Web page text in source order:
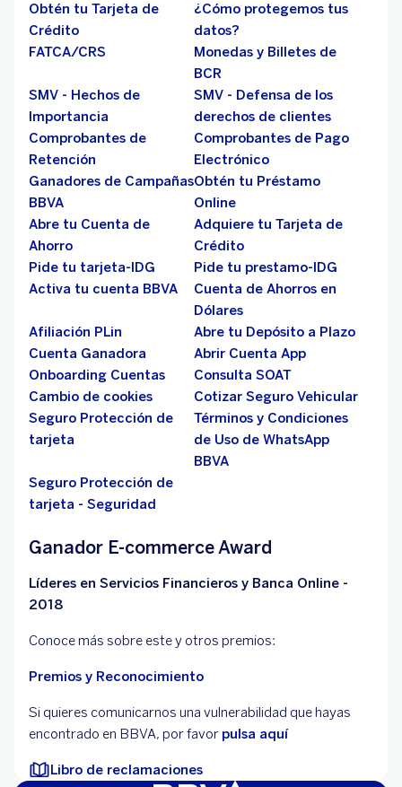
Obtén tu Tarjeta de
Crédito
¿Cómo protegemos tus
datos?
FATCA/CRS
Monedas y Billetes de
BCR
SMV - Hechos de
Importancia
SMV - Defensa de los
derechos de clientes
Comprobantes de
Retención
Comprobantes de Pago
Electrónico
Ganadores de Campañas
BBVA
Obtén tu Préstamo
Online
Abre tu Cuenta de
Ahorro
Adquiere tu Tarjeta de
Crédito
Pide tu tarjeta-IDG
Pide tu prestamo-IDG
Activa tu cuenta BBVA
Cuenta de Ahorros en
Dólares
Afiliación PLin
Abre tu Depósito a Plazo
Cuenta Ganadora
Abrir Cuenta App
Onboarding Cuentas
Consulta SOAT
Cambio de cookies
Cotizar Seguro Vehicular
Seguro Protección de
tarjeta
Términos y Condiciones
de Uso de WhatsApp
BBVA
Seguro Protección de
tarjeta - Seguridad
Ganador E-commerce Award
Líderes en Servicios Financieros y Banca Online -
2018
Conoce más sobre este y otros premios:
Premios y Reconocimiento
Si quieres comunicarnos una vulnerabilidad que hayas
encontrado en BBVA, por favor pulsa aquí
Libro de reclamaciones